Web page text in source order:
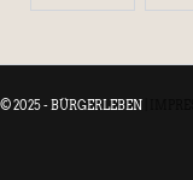
© 2025 - BÜRGERLEBEN